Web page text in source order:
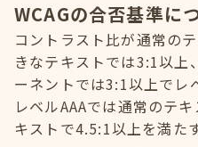
WCAGの合否基準に
コントラスト比が通常の
きなテキストでは3:1以上
ーネントでは3:1以上でレ
レベルAAAでは通常のテ
キストで4.5:1以上を満た